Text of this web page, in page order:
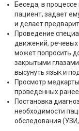
Беседа, в процессе
пациент, задает
и делает
Проведение
движений, речевых
может попросить
закрытыми
высунуть язык и
Просмотр
проведенных
Постановка
необходимости
обследования